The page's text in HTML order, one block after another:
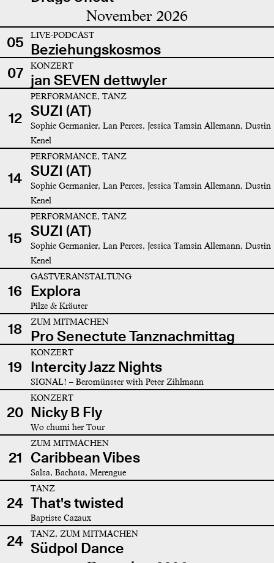
November 2026
05 LIVE-PODCAST
Beziehungskosmos
07
KONZERT
jan SEVEN dettwyler
12
PERFORMANCE, TANZ
SUZI (AT)
Sophie Germanier, Lan Perces, Jessica Tamsin Allemann, Dustin
Kenel
14
PERFORMANCE, TANZ
SUZI (AT)
Sophie Germanier, Lan Perces, Jessica Tamsin Allemann, Dustin
Kenel
15
PERFORMANCE, TANZ
SUZI (AT)
Sophie Germanier, Lan Perces, Jessica Tamsin Allemann, Dustin
Kenel
16
GASTVERANSTALTUNG
Explora
Pilze & Kräuter
18 ZUM MITMACHEN
Pro Senectute Tanznachmittag
19
KONZERT
Intercity Jazz Nights
SIGNAL! – Beromünster with Peter Zihlmann
20
KONZERT
Nicky B Fly
Wo chumi her Tour
21
ZUM MITMACHEN
Caribbean Vibes
Salsa, Bachata, Merengue
24
TANZ
That's twisted
Baptiste Cazaux
24 TANZ, ZUM MITMACHEN
Südpol Dance